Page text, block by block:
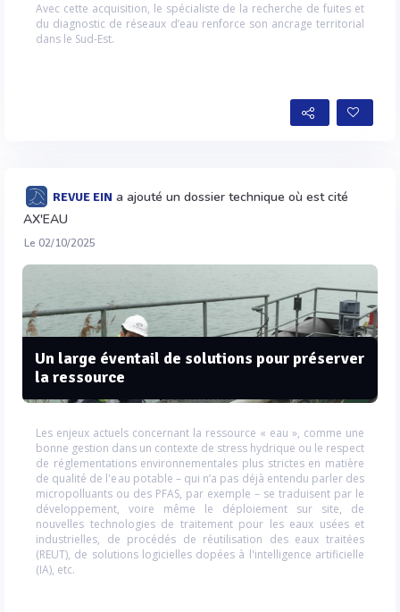
Avec cette acquisition, le spécialiste de la recherche de fuites et
du diagnostic de réseaux d’eau renforce son ancrage territorial
dans le Sud-Est.
REVUE EIN a ajouté un dossier technique où est cité
AX'EAU
Le 02/10/2025
Un large éventail de solutions pour préserver
la ressource
Les enjeux actuels concernant la ressource « eau », comme une
bonne gestion dans un contexte de stress hydrique ou le respect
de réglementations environnementales plus strictes en matière
de qualité de l'eau potable – qui n’a pas déjà entendu parler des
micropolluants ou des PFAS, par exemple – se traduisent par le
développement, voire même le déploiement sur site, de
nouvelles technologies de traitement pour les eaux usées et
industrielles, de procédés de réutilisation des eaux traitées
(REUT), de solutions logicielles dopées à l'intelligence artificielle
(IA), etc.